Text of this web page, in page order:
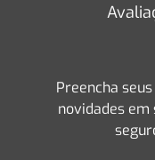
Preencha
novidades em